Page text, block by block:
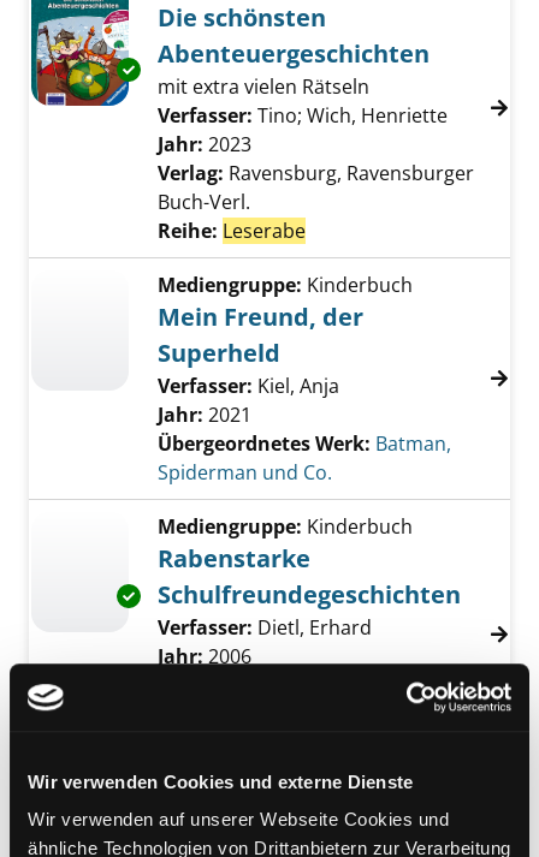
Wir verwenden Cookies und externe Dienste
Wir verwenden auf unserer Webseite Cookies und
ähnliche Technologien von Drittanbietern zur Verarbeitung
Exemplar-Details von Die schönsten
Die schönsten
Abenteuergeschichten
mit extra vielen Rätseln
Verfasser: Tino; Wich, Henriette Suche
Jahr: 2023
Verlag: Ravensburg, Ravensburger
Buch-Verl.
Reihe: Leserabe
Mediengruppe: Kinderbuch
Mein Freund, der
Superheld
Verfasser: Kiel, Anja
Jahr: 2021
Übergeordnetes Werk: Batman,
Spiderman und Co.
Exemplar-Details von Rabenstarke
Mediengruppe: Kinderbuch
Rabenstarke
Schulfreundegeschichten
Verfasser: Dietl, Erhard Suche nach
Jahr: 2006
Ravensburg, Ravensburger
Mediengruppe:Kinderbuch
Rittergeschichten für